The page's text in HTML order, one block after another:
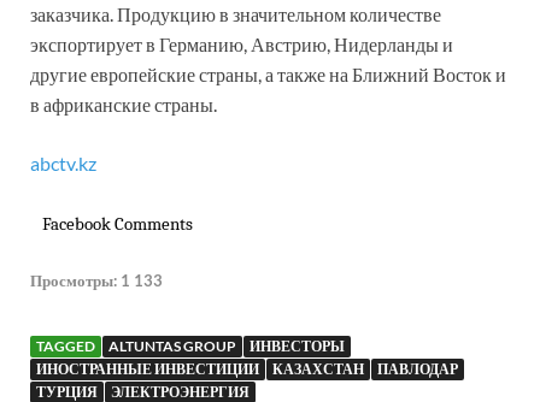
заказчика. Продукцию в значительном количестве
экспортирует в Германию, Австрию, Нидерланды и
другие европейские страны, а также на Ближний Восток и
в африканские страны.
abctv.kz
Facebook Comments
Просмотры: 1 133
TAGGED ALTUNTAS GROUP
ИНВЕСТОРЫ
ИНОСТРАННЫЕ ИНВЕСТИЦИИ
КАЗАХСТАН
ПАВЛОДАР
ТУРЦИЯ
ЭЛЕКТРОЭНЕРГИЯ